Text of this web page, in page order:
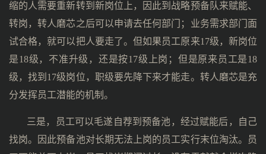
缩的人需要重新转到新岗位上，因此到战略预备队来赋能、
转岗，转人磨芯之后可以申请去任何部门；业务需求部门面
试合格，就可以把人要走了。但如果员工原来17级，新岗位
是18级，不准升级，还是按17级上岗；但是原来员工是18
级，找到17级岗位，职级要先降下来才能走。转人磨芯是充
分发挥员工潜能的机制。
三是，员工可以毛遂自荐到预备池，经过赋能后，自己
找岗。因此预备池对长期无法上岗的员工实行末位淘汰。员